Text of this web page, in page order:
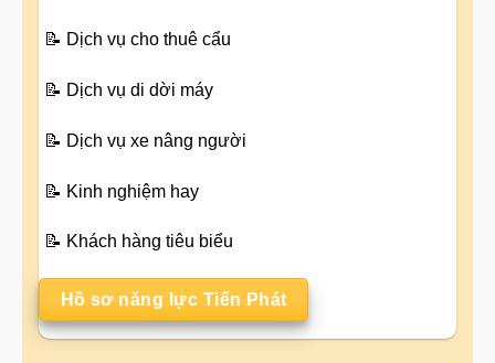
📝 Dịch vụ cho thuê cẩu
📝 Dịch vụ di dời máy
📝 Dịch vụ xe nâng người
📝 Kinh nghiệm hay
📝 Khách hàng tiêu biểu
Hồ sơ năng lực Tiến Phát